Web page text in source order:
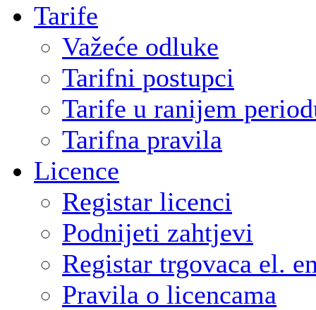
Tarife
Važeće odluke
Tarifni postupci
Tarife u ranijem
Tarifna pravila
Licence
Registar licenci
Podnijeti zahtjevi
Registar trgovaca el.
Pravila o licencama